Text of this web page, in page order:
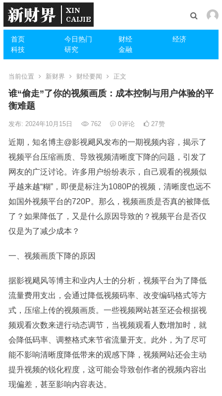
首页 今日热门 财经
经济
科技
研究 金融
当前位置 新财界 财经要闻 正文
谁“偷走”了你的视频画质：成本控制与用户体验的平
衡难题
发布: 2024年10月15日 762 0评论 27赞
近期，知名博主@影视飓风发布的一期视频内容，揭示了
视频平台压缩画质、导致视频清晰度下降的问题，引发了
网友的广泛讨论。许多用户纷纷表示，自己观看的视频似
乎越来越“糊”，即便是标注为1080P的视频，清晰度也远不
如国外视频平台的720P。那么，视频画质是否真的被降低
了？如果降低了，又是什么原因导致的？视频平台是否仅
仅是为了减少成本？
一、视频画质下降的原因
据影视飓风等博主和业内人士的分析，视频平台为了降低
流量费用支出，会通过降低视频码率、改变编码格式等方
式，压缩上传的视频画质。一些视频网站甚至还会根据视
频观看次数来进行动态调节，当视频观看人数增加时，就
会降低码率、调整格式来节省流量开支。此外，为了尽可
能不影响清晰度降低带来的观感下降，视频网站还会主动
提升视频的锐化程度，这可能会导致创作者的视频内容出
现偏差，甚至影响内容表达。